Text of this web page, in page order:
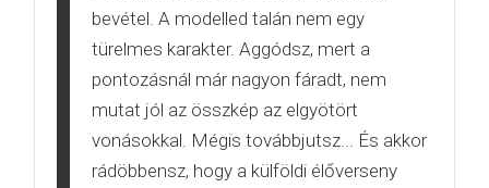
bevétel. A modelled talán nem egy
türelmes karakter. Aggódsz, mert a
pontozásnál már nagyon fáradt, nem
mutat jól az összkép az elgyötört
vonásokkal. Mégis továbbjutsz... És akkor
rádöbbensz, hogy a külföldi élőverseny